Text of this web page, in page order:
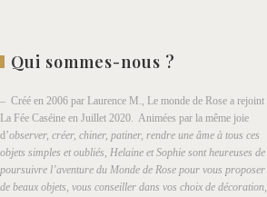
Qui sommes-nous ?
– Créé en 2006 par Laurence M., Le monde de Rose a rejoint
La Fée Caséine en Juillet 2020. Animées par la même joie
d’observer, créer, chiner, patiner, rendre une âme à tous ces
objets simples et oubliés, Helaine et Sophie sont heureuses de
poursuivre l’aventure du Monde de Rose pour vous proposer
de beaux objets, vous conseiller dans vos choix de décoration,